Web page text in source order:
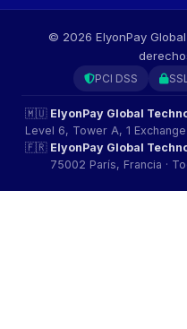
© 2026 ElyonPay
PCI DSS
🇲🇺 ElyonPay Global
Level 6, Tower A, 1
🇫🇷 ElyonPay Global
75002 París, Francia ·